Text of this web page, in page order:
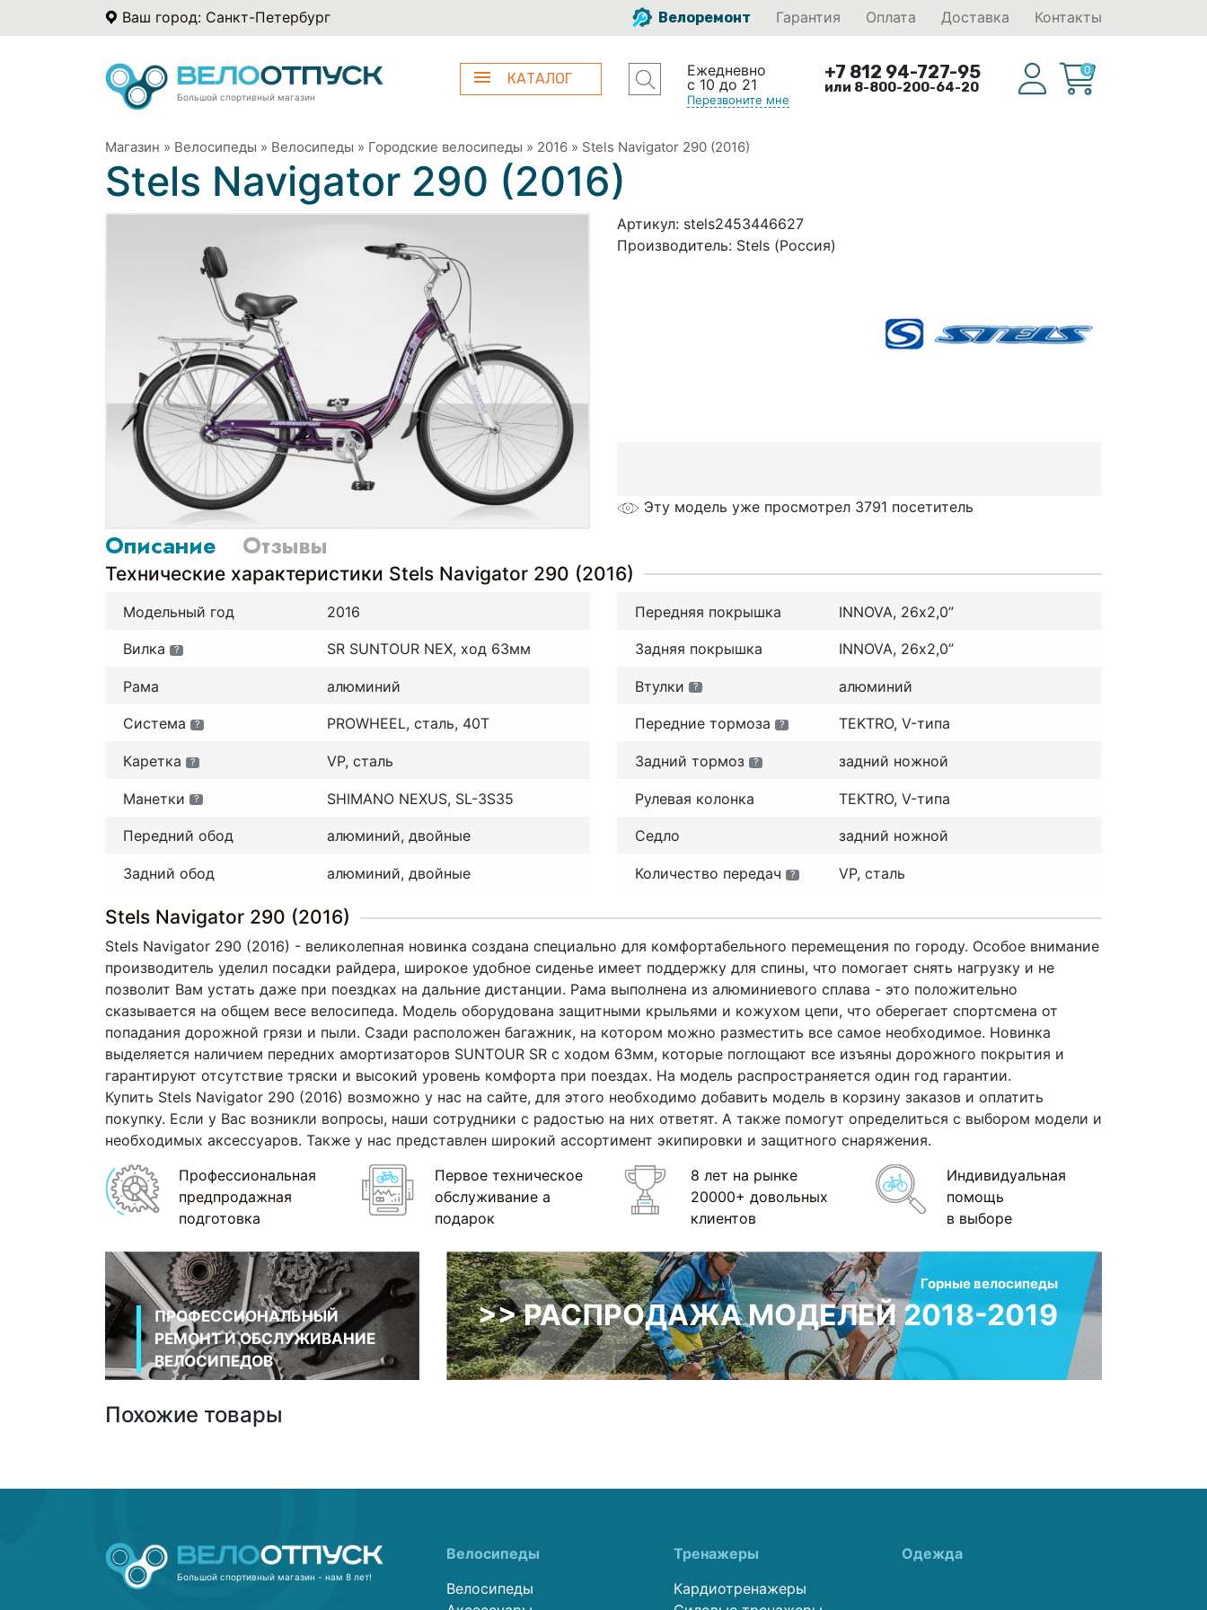
Ваш город: Санкт-Петербург Велоремонт Гарантия Оплата Доставка Контакты
Большой спортивный магазин
КАТАЛОГ
Ежедневно
с 10 до 21
Перезвоните мне
+7 812 94-727-95
или 8-800-200-64-20
0
Магазин » Велосипеды » Велосипеды » Городские велосипеды » 2016 » Stels Navigator 290 (2016)
Stels Navigator 290 (2016)
Артикул: stels2453446627
Производитель: Stels (Россия)
Эту модель уже просмотрел 3791 посетитель
Описание Отзывы
Технические характеристики Stels Navigator 290 (2016)
Модельный год 2016
Вилка ? SR SUNTOUR NEX, ход 63мм
Рама алюминий
Система ? PROWHEEL, сталь, 40Т
Каретка ? VP, сталь
Манетки ? SHIMANO NEXUS, SL-3S35
Передний обод алюминий, двойные
Задний обод алюминий, двойные
Передняя покрышка INNOVA, 26х2,0”
Задняя покрышка INNOVA, 26х2,0”
Втулки ? алюминий
Передние тормоза ? TEKTRO, V-типа
Задний тормоз ? задний ножной
Рулевая колонка TEKTRO, V-типа
Седло задний ножной
Количество передач ? VP, сталь
Stels Navigator 290 (2016)
Stels Navigator 290 (2016) - великолепная новинка создана специально для комфортабельного перемещения по городу. Особое внимание
производитель уделил посадки райдера, широкое удобное сиденье имеет поддержку для спины, что помогает снять нагрузку и не
позволит Вам устать даже при поездках на дальние дистанции. Рама выполнена из алюминиевого сплава - это положительно
сказывается на общем весе велосипеда. Модель оборудована защитными крыльями и кожухом цепи, что оберегает спортсмена от
попадания дорожной грязи и пыли. Сзади расположен багажник, на котором можно разместить все самое необходимое. Новинка
выделяется наличием передних амортизаторов SUNTOUR SR с ходом 63мм, которые поглощают все изъяны дорожного покрытия и
гарантируют отсутствие тряски и высокий уровень комфорта при поездах. На модель распространяется один год гарантии.
Купить Stels Navigator 290 (2016) возможно у нас на сайте, для этого необходимо добавить модель в корзину заказов и оплатить
покупку. Если у Вас возникли вопросы, наши сотрудники с радостью на них ответят. А также помогут определиться с выбором модели и
необходимых аксессуаров. Также у нас представлен широкий ассортимент экипировки и защитного снаряжения.
Профессиональная
предпродажная
подготовка
Первое техническое
обслуживание а
подарок
8 лет на рынке
20000+ довольных
клиентов
Индивидуальная
помощь
в выборе
ПРОФЕССИОНАЛЬНЫЙ
РЕМОНТ И ОБСЛУЖИВАНИЕ
ВЕЛОСИПЕДОВ
Горные велосипеды
>> РАСПРОДАЖА МОДЕЛЕЙ 2018-2019
Похожие товары
Большой спортивный магазин - нам 8 лет!
Велосипеды
Велосипеды
Тренажеры
Кардиотренажеры
Одежда